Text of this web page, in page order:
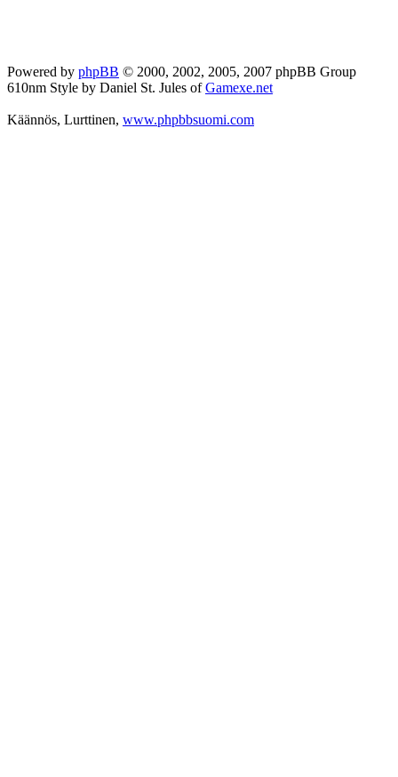
Powered by phpBB © 2000, 2002, 2005, 2007 phpBB Group
610nm Style by Daniel St. Jules ofGamexe.net
Käännös, Lurttinen, www.phpbbsuomi.com